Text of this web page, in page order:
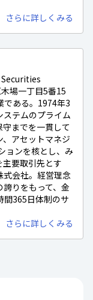
さらに詳しくみる
場一丁目5番15
である。1974年3
テムのプライム
までを一貫して
アセットマネジ
ョンを核とし、み
要取引先とす
会社。経営理念
りをもって、金
間365日体制のサ
さらに詳しくみる